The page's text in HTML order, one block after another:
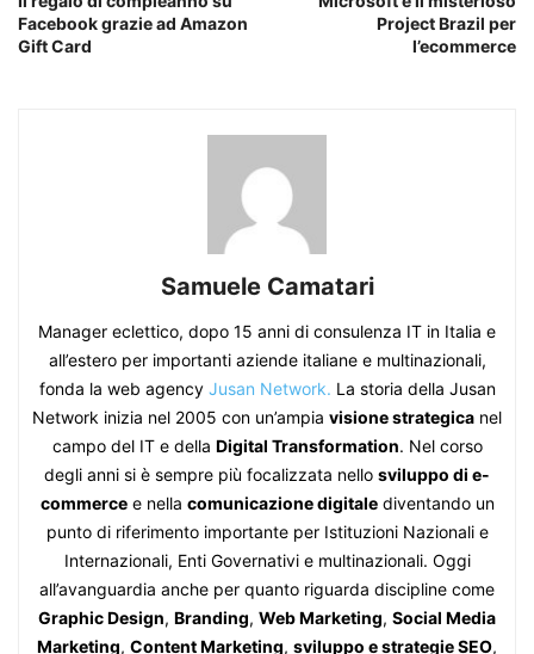
Facebook grazie ad Amazon
Gift Card
Project Brazil per
l’ecommerce
Samuele Camatari
Manager eclettico, dopo 15 anni di consulenza IT in Italia e
all’estero per importanti aziende italiane e multinazionali,
fonda la web agency Jusan Network. La storia della Jusan
Network inizia nel 2005 con un’ampia visione strategica nel
campo del IT e della Digital Transformation. Nel corso
degli anni si è sempre più focalizzata nello sviluppo di e-
commercee nella comunicazione digitalediventando un
punto di riferimento importante per Istituzioni Nazionali e
Internazionali, Enti Governativi e multinazionali. Oggi
all’avanguardia anche per quanto riguarda discipline come
Graphic Design, Branding, Web Marketing, Social Media
Marketing, Content Marketing, sviluppo e strategie SEO,